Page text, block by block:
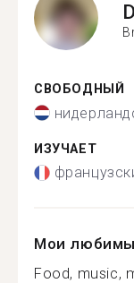
СВОБОДНЫЙ
ИЗУЧАЕТ
Мои
Food, music,